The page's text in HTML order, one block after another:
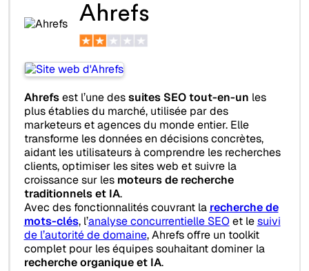
Ahrefs
Ahrefsest l’une dessuites SEO tout-en-un les
plus établies du marché, utilisée par des
marketeurs et agences du monde entier. Elle
transforme les données en décisions concrètes,
aidant les utilisateurs à comprendre les recherches
clients, optimiser les sites web et suivre la
croissance sur les moteurs de recherche
traditionnels et IA.
Avec des fonctionnalités couvrant la recherche de
mots-clés, l’analyse concurrentielle SEO et lesuivi
de l’autorité de domaine, Ahrefs offre un toolkit
complet pour les équipes souhaitant dominer la
recherche organique et IA.